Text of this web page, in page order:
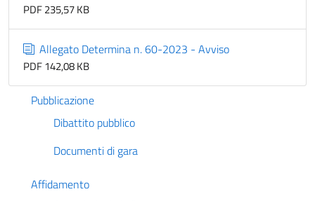
PDF 235,57 KB
Allegato Determina n. 60-2023 - Avviso
PDF 142,08 KB
Pubblicazione
Dibattito pubblico
Documenti di gara
Affidamento